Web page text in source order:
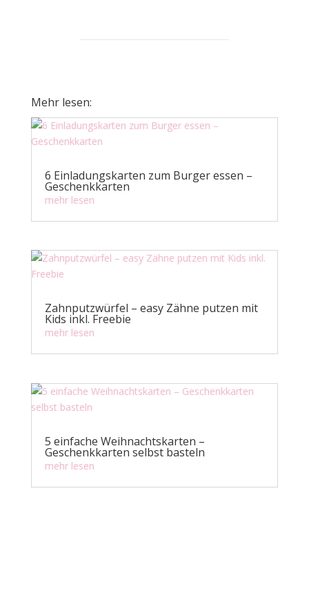
Mehr lesen:
6 Einladungskarten zum Burger essen –
Geschenkkarten
mehr lesen
Zahnputzwürfel – easy Zähne putzen mit
Kids inkl. Freebie
mehr lesen
5 einfache Weihnachtskarten –
Geschenkkarten selbst basteln
mehr lesen